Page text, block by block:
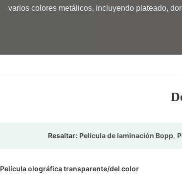
varios colores metálicos, incluyendo plateado,
Resaltar: Película de laminación Bopp,
Película olográfica transparente/del color